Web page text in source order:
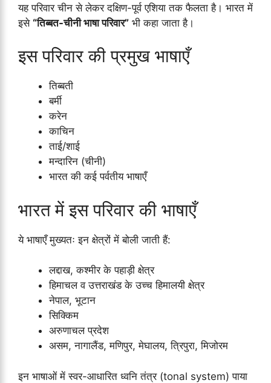
यह परिवार चीन से लेकर दक्षिण-पूर्व एशिया तक फैलता है। भारत में
इसे “तिब्बत-चीनी भाषा परिवार” भी कहा जाता है।
इस परिवार की प्रमुख भाषाएँ
तिब्बती
बर्मी
करेन
काचिन
ताई/शाई
मन्दारिन (चीनी)
भारत की कई पर्वतीय भाषाएँ
भारत में इस परिवार की भाषाएँ
ये भाषाएँ मुख्यतः इन क्षेत्रों में बोली जाती हैं:
लद्दाख, कश्मीर के पहाड़ी क्षेत्र
हिमाचल व उत्तराखंड के उच्च हिमालयी क्षेत्र
नेपाल, भूटान
सिक्किम
अरुणाचल प्रदेश
असम, नागालैंड, मणिपुर, मेघालय, त्रिपुरा, मिजोरम
इन भाषाओं में स्वर-आधारित ध्वनि तंत्र (tonal system) पाया